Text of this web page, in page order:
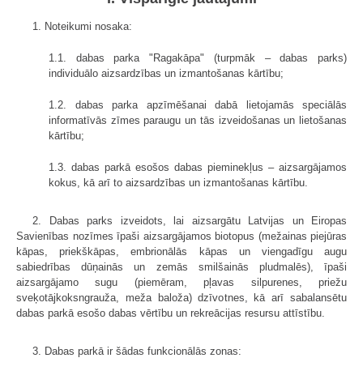
1. Noteikumi nosaka:
1.1. dabas parka "Ragakāpa" (turpmāk – dabas parks)
individuālo aizsardzības un izmantošanas kārtību;
1.2. dabas parka apzīmēšanai dabā lietojamās speciālās
informatīvās zīmes paraugu un tās izveidošanas un lietošanas
kārtību;
1.3. dabas parkā esošos dabas pieminekļus – aizsargājamos
kokus, kā arī to aizsardzības un izmantošanas kārtību.
2. Dabas parks izveidots, lai aizsargātu Latvijas un Eiropas
Savienības nozīmes īpaši aizsargājamos biotopus (mežainas piejūras
kāpas, priekškāpas, embrionālās kāpas un viengadīgu augu
sabiedrības dūņainās un zemās smilšainās pludmalēs), īpaši
aizsargājamo sugu (piemēram, pļavas silpurenes, priežu
sveķotājkoksngrauža, meža baloža) dzīvotnes, kā arī sabalansētu
dabas parkā esošo dabas vērtību un rekreācijas resursu attīstību.
3. Dabas parkā ir šādas funkcionālās zonas: